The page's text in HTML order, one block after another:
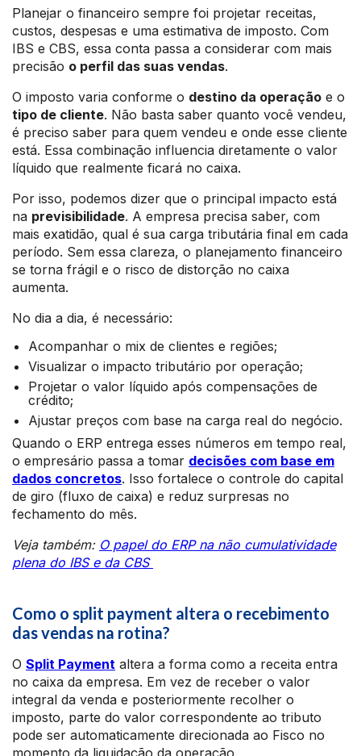
Planejar o financeiro sempre foi projetar receitas,
custos, despesas e uma estimativa de imposto. Com
IBS e CBS, essa conta passa a considerar com mais
precisão o perfil das suas vendas.
O imposto varia conforme o destino da operação e o
tipo de cliente. Não basta saber quanto você vendeu,
é preciso saber para quem vendeu e onde esse cliente
está. Essa combinação influencia diretamente o valor
líquido que realmente ficará no caixa.
Por isso, podemos dizer que o principal impacto está
na previsibilidade. A empresa precisa saber, com
mais exatidão, qual é sua carga tributária final em cada
período. Sem essa clareza, o planejamento financeiro
se torna frágil e o risco de distorção no caixa
aumenta.
No dia a dia, é necessário:
Acompanhar o mix de clientes e regiões;
Visualizar o impacto tributário por operação;
Projetar o valor líquido após compensações de
crédito;
Ajustar preços com base na carga real do negócio.
Quando o ERP entrega esses números em tempo real,
o empresário passa a tomar decisões com base em
dados concretos. Isso fortalece o controle do capital
de giro (fluxo de caixa) e reduz surpresas no
fechamento do mês.
Veja também: O papel do ERP na não cumulatividade
plena do IBS e da CBS
Como o split payment altera o recebimento
das vendas na rotina?
O Split Payment altera a forma como a receita entra
no caixa da empresa. Em vez de receber o valor
integral da venda e posteriormente recolher o
imposto, parte do valor correspondente ao tributo
pode ser automaticamente direcionada ao Fisco no
momento da liquidação da operação.